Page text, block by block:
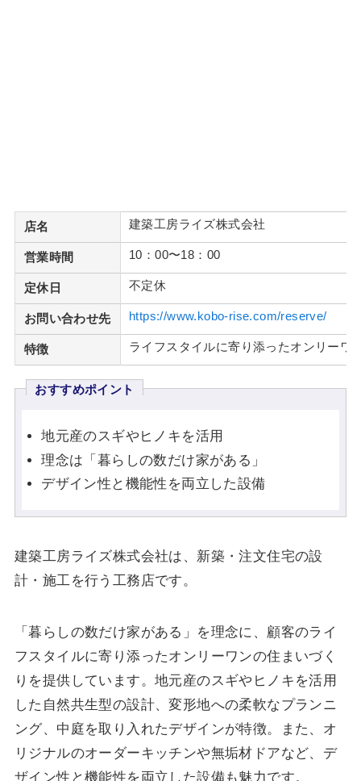
店名 建築工房ライズ株式会社
営業時間 10：00〜18：00
定休日 不定休
お問い合わせ先 https://www.kobo-rise.com/reserve/
特徴 ライフスタイルに寄り添ったオンリーワ
おすすめポイント
地元産のスギやヒノキを活用
理念は「暮らしの数だけ家がある」
デザイン性と機能性を両立した設備
建築工房ライズ株式会社は、新築・注文住宅の設
計・施工を行う工務店です。
「暮らしの数だけ家がある」を理念に、顧客のライ
フスタイルに寄り添ったオンリーワンの住まいづく
りを提供しています。地元産のスギやヒノキを活用
した自然共生型の設計、変形地への柔軟なプランニ
ング、中庭を取り入れたデザインが特徴。また、オ
リジナルのオーダーキッチンや無垢材ドアなど、デ
ザイン性と機能性を両立した設備も魅力です。